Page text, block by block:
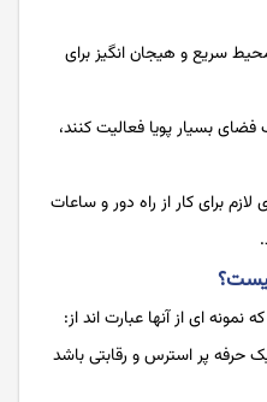
سریع و هیجان انگیز برای
بسیار پویا فعالیت کنند،
لازم برای کار از راه دور و ساعات
ای از آن­ها عبارت ­اند از:
حرفه پر استرس و رقابتی باشد